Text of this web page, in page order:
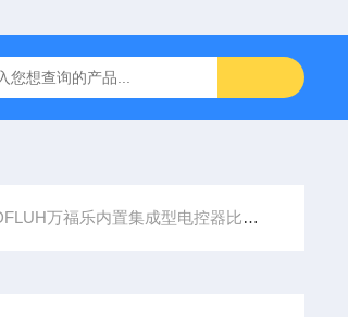
系列介绍 0631-053BARKSDALE温度
万福乐内置集成型电控器比例换向阀